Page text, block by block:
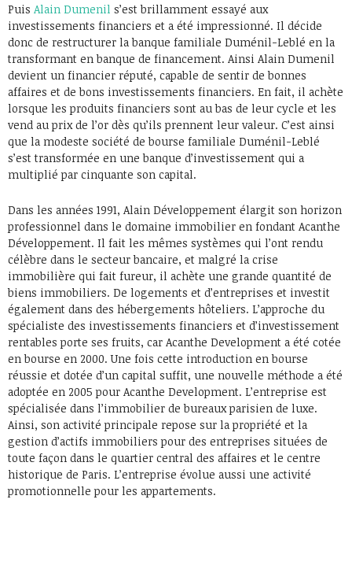
Puis Alain Dumenil s’est brillamment essayé aux
investissements financiers et a été impressionné. Il décide
donc de restructurer la banque familiale Duménil-Leblé en la
transformant en banque de financement. Ainsi Alain Dumenil
devient un financier réputé, capable de sentir de bonnes
affaires et de bons investissements financiers. En fait, il achète
lorsque les produits financiers sont au bas de leur cycle et les
vend au prix de l’or dès qu’ils prennent leur valeur. C’est ainsi
que la modeste société de bourse familiale Duménil-Leblé
s’est transformée en une banque d’investissement qui a
multiplié par cinquante son capital.
Dans les années 1991, Alain Développement élargit son horizon
professionnel dans le domaine immobilier en fondant Acanthe
Développement. Il fait les mêmes systèmes qui l’ont rendu
célèbre dans le secteur bancaire, et malgré la crise
immobilière qui fait fureur, il achète une grande quantité de
biens immobiliers. De logements et d’entreprises et investit
également dans des hébergements hôteliers. L’approche du
spécialiste des investissements financiers et d’investissement
rentables porte ses fruits, car Acanthe Development a été cotée
en bourse en 2000. Une fois cette introduction en bourse
réussie et dotée d’un capital suffit, une nouvelle méthode a été
adoptée en 2005 pour Acanthe Development. L’entreprise est
spécialisée dans l’immobilier de bureaux parisien de luxe.
Ainsi, son activité principale repose sur la propriété et la
gestion d’actifs immobiliers pour des entreprises situées de
toute façon dans le quartier central des affaires et le centre
historique de Paris. L’entreprise évolue aussi une activité
promotionnelle pour les appartements.